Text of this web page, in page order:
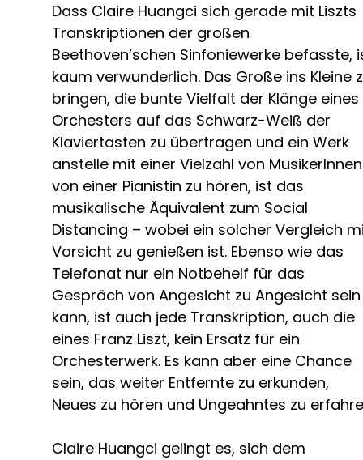
Dass Claire Huangci sich gerade mit Liszts
Transkriptionen der großen
Beethoven’schen Sinfoniewerke befasste,
kaum verwunderlich. Das Große ins Kleine
bringen, die bunte Vielfalt der Klänge eines
Orchesters auf das Schwarz-Weiß der
Klaviertasten zu übertragen und ein Werk
anstelle mit einer Vielzahl von MusikerInnen
von einer Pianistin zu hören, ist das
musikalische Äquivalent zum Social
Distancing – wobei ein solcher Vergleich
Vorsicht zu genießen ist. Ebenso wie das
Telefonat nur ein Notbehelf für das
Gespräch von Angesicht zu Angesicht sein
kann, ist auch jede Transkription, auch die
eines Franz Liszt, kein Ersatz für ein
Orchesterwerk. Es kann aber eine Chance
sein, das weiter Entfernte zu erkunden,
Neues zu hören und Ungeahntes zu
Claire Huangci gelingt es, sich dem